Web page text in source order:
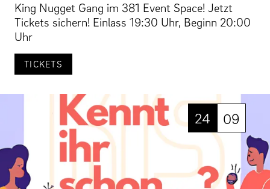
King Nugget Gang im 381 Event Space! Jetzt
Tickets sichern! Einlass 19:30 Uhr, Beginn 20:00
Uhr
TICKETS
24 09